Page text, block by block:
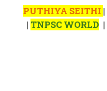
PUTHIYA SEITHI |
| TNPSC WORLD |